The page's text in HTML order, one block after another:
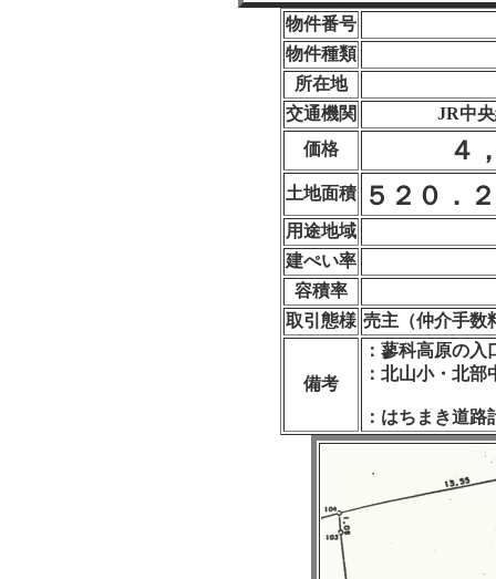
物件番号
物件種類
所在地
交通機関
JR中
価格
４
土地面積 ５２０．
用途地域
建ぺい率
容積率
取引態様 売主（仲介手数
備考
：蓼科高原の入
：北山小・北部
：はちまき道路